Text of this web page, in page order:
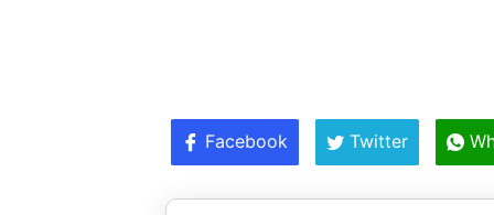
Facebook Twitter